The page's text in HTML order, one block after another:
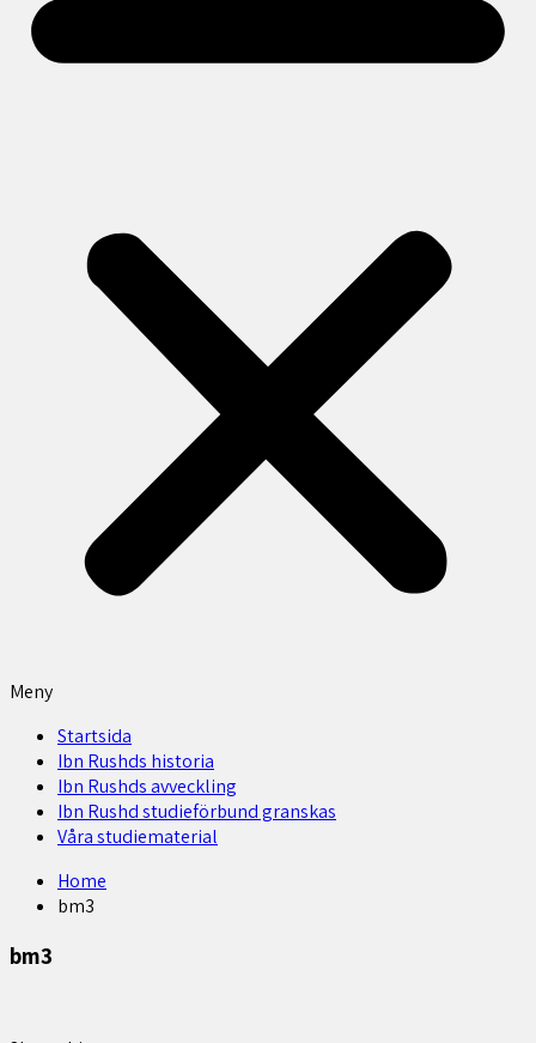
Meny
Startsida
Ibn Rushds historia
Ibn Rushds avveckling
Ibn Rushd studieförbund granskas​
Våra studiematerial
Home
bm3
bm3